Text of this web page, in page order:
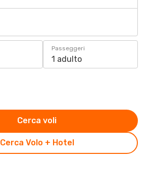
Passeggeri
1 adulto
Cerca Volo + Hotel
Cerca voli